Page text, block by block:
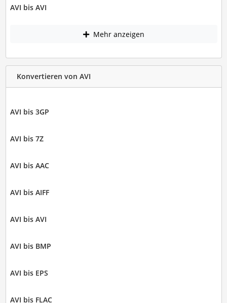
AVI bis AVI
Mehr anzeigen
Konvertieren von AVI
AVI bis 3GP
AVI bis 7Z
AVI bis AAC
AVI bis AIFF
AVI bis AVI
AVI bis BMP
AVI bis EPS
AVI bis FLAC